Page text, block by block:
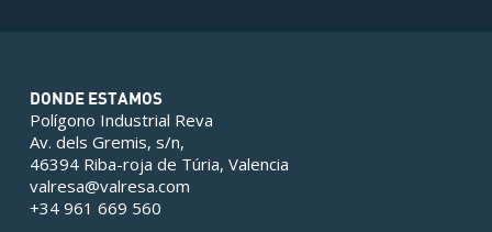
DONDE ESTAMOS
Polígono Industrial Reva
Av. dels Gremis, s/n,
46394 Riba-roja de Túria, Valencia
valresa@valresa.com
+34 961 669 560